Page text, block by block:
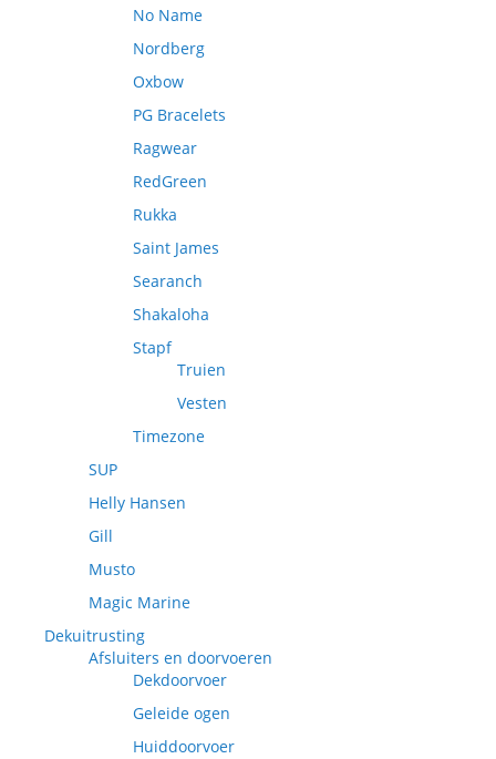
No Name
Nordberg
Oxbow
PG Bracelets
Ragwear
RedGreen
Rukka
Saint James
Searanch
Shakaloha
Stapf
Truien
Vesten
Timezone
SUP
Helly Hansen
Gill
Musto
Magic Marine
Dekuitrusting
Afsluiters en doorvoeren
Dekdoorvoer
Geleide ogen
Huiddoorvoer